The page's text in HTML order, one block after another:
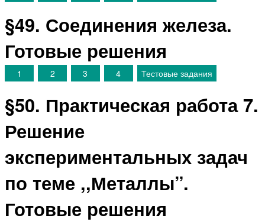
§49. Соединения железа.
Готовые решения
1 2 3 4 Тестовые задания
§50. Практическая работа 7.
Решение
экспериментальных задач
по теме ,,Металлы”.
Готовые решения